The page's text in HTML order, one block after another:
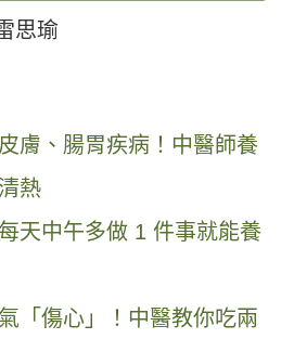
思瑜
膚、腸胃疾病！中醫師養
熱
天中午多做 1 件事就能養
「傷心」！中醫教你吃兩